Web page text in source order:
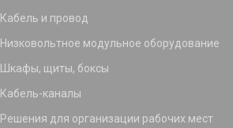
Кабель и провод
Низковольтное модульное оборудование
Шкафы, щиты, боксы
Кабель-каналы
Решения для организации рабочих мест